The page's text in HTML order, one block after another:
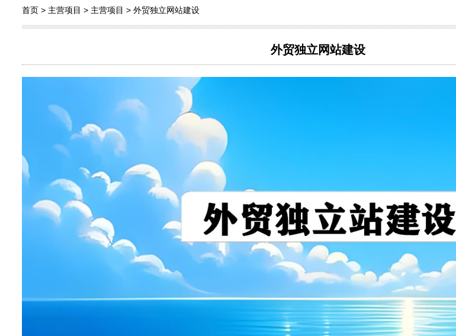
首页 > 主营项目 > 主营项目 > 外贸独立网站建设
外贸独立网站建设